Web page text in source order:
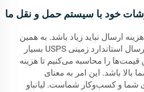
خود با سیستم حمل و نقل ما
هزینه ارسال نباید زیاد باشد. به همین
دلیل نرخ‌های ما برای ارسال استاندارد زمینی USPS بسیار
قیمت‌ها را محاسبه می‌کنیم تا هزینه
بالا باشد. این امر به معنای
شما و کسب‌وکار شماست. لیانباو